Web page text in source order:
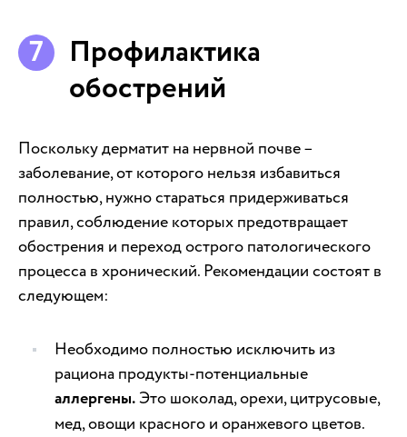
Профилактика
обострений
Поскольку дерматит на нервной почве –
заболевание, от которого нельзя избавиться
полностью, нужно стараться придерживаться
правил, соблюдение которых предотвращает
обострения и переход острого патологического
процесса в хронический. Рекомендации состоят в
следующем:
Необходимо полностью исключить из
рациона продукты-потенциальные
аллергены.Это шоколад, орехи, цитрусовые,
мед, овощи красного и оранжевого цветов.